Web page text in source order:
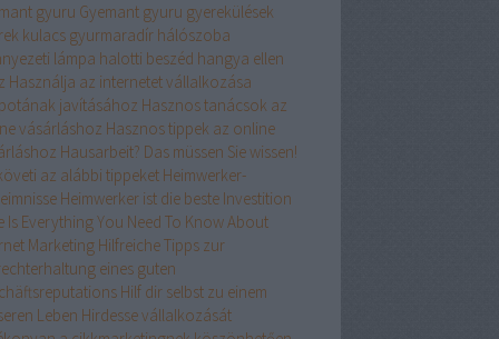
gyuru Gyemant gyuru gyerekülések
kulacs gyurmaradír hálószoba
lámpa halotti beszéd hangya ellen
Használja az internetet vállalkozása
javításához Hasznos tanácsok az
vásárláshoz Hasznos tippek az online
Hausarbeit? Das müssen Sie wissen!
az alábbi tippeket Heimwerker-
Heimwerker ist die beste Investition
Is Everything You Need To Know About
Marketing Hilfreiche Tipps zur
eines guten
Hilf dir selbst zu einem
Leben Hirdesse vállalkozását